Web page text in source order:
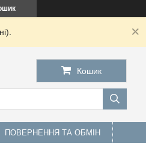
Кошик
ПОВЕРНЕННЯ ТА ОБМІН